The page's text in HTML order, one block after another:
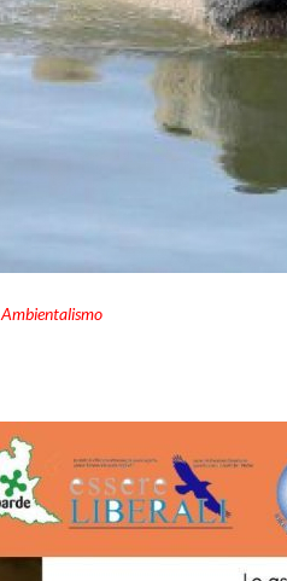
Ambientalismo